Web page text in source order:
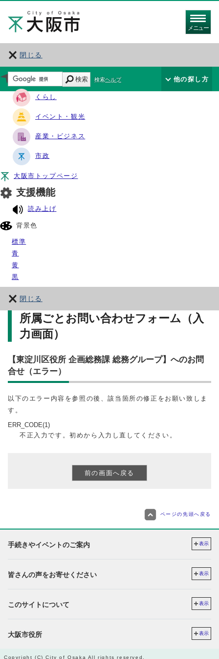
メニュー
閉じる
サイト・ナビ
くらし
イベント・観光
産業・ビジネス
市政
大阪市トップページ
支援機能
読み上げ
背景色
標準
青
黄
黒
閉じる
検索 検索ヘルプ 他の探し方
所属ごとお問い合わせフォーム（入
力画面）
【東淀川区役所 企画総務課 総務グループ】へのお問
合せ（エラー）
以下のエラー内容を参照の後、該当箇所の修正をお願い致しま
す。
ERR_CODE(1)
不正入力です。初めから入力し直してください。
ページの先頭へ戻る
手続きやイベントのご案内 表示
皆さんの声をお寄せください 表示
このサイトについて 表示
大阪市役所 表示
Copyright (C) City of Osaka All rights reserved.